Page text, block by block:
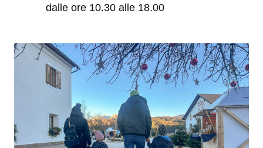
dalle ore 10.30 alle 18.00